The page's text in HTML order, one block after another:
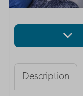
Description